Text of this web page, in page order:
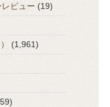
ビュー (19)
(1,961)